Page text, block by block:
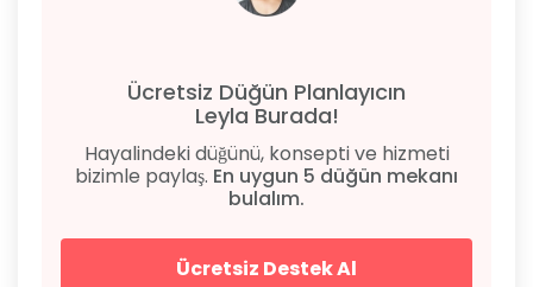
Ücretsiz Düğün Planlayıcın
Leyla Burada!
Hayalindeki düğünü, konsepti ve hizmeti
bizimle paylaş. En uygun 5 düğün mekanı
bulalım.
Ücretsiz Destek Al